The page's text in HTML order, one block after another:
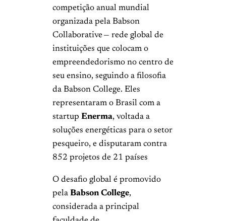
competição anual mundial
organizada pela Babson
Collaborative — rede global de
instituições que colocam o
empreendedorismo no centro de
seu ensino, seguindo a filosofia
da Babson College. Eles
representaram o Brasil com a
startup Enerma, voltada a
soluções energéticas para o setor
pesqueiro, e disputaram contra
852 projetos de 21 países
O desafio global é promovido
pela Babson College,
considerada a principal